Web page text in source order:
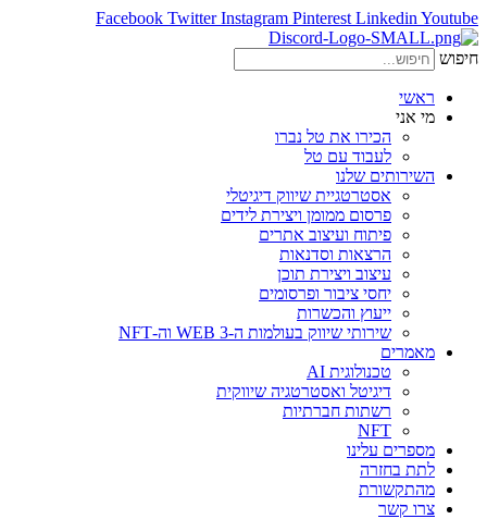
Facebook Twitter Instagram Pinterest Linkedin Youtube
חיפוש
ראשי
מי אני
הכירו את טל נברו
לעבוד עם טל
השירותים שלנו
אסטרטגיית שיווק דיגיטלי
פרסום ממומן ויצירת לידים
פיתוח ועיצוב אתרים
הרצאות וסדנאות
עיצוב ויצירת תוכן
יחסי ציבור ופרסומים
ייעוץ והכשרות
שירותי שיווק בעולמות ה-WEB 3 וה-NFT
מאמרים
טכנולוגית AI
דיגיטל ואסטרטגיה שיווקית
רשתות חברתיות
NFT
מספרים עלינו
לתת בחזרה
מהתקשורת
צרו קשר